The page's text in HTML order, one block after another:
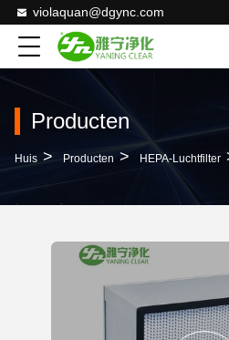
violaquan@dgync.com
Producten
Huis > Producten > HEPA-Luchtfilter